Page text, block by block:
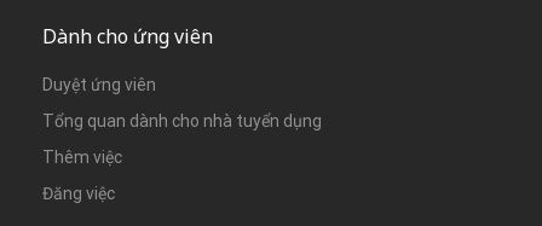
Dành cho ứng viên
Duyệt ứng viên
Tổng quan dành cho nhà tuyển dụng
Thêm việc
Đăng việc